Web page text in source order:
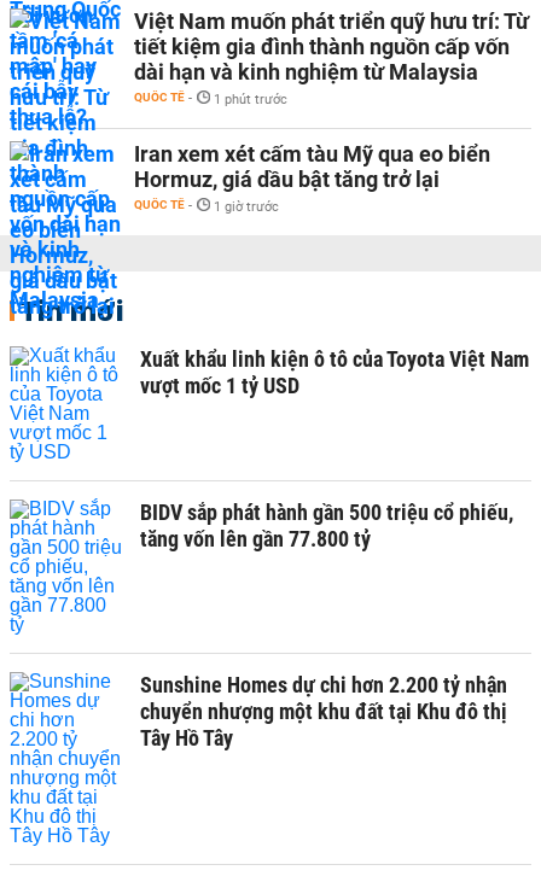
Việt Nam muốn phát triển quỹ hưu trí: Từ
tiết kiệm gia đình thành nguồn cấp vốn
dài hạn và kinh nghiệm từ Malaysia
QUỐC TẾ - 1 phút trước
Iran xem xét cấm tàu Mỹ qua eo biển
Hormuz, giá dầu bật tăng trở lại
QUỐC TẾ - 1 giờ trước
Tin mới
Xuất khẩu linh kiện ô tô của Toyota Việt Nam
vượt mốc 1 tỷ USD
BIDV sắp phát hành gần 500 triệu cổ phiếu,
tăng vốn lên gần 77.800 tỷ
Sunshine Homes dự chi hơn 2.200 tỷ nhận
chuyển nhượng một khu đất tại Khu đô thị
Tây Hồ Tây